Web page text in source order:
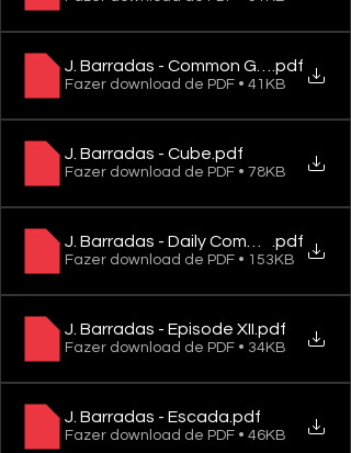
J. Barradas - Common Good.pdf
Fazer download de PDF • 41KB
J. Barradas - Cube .pdf
Fazer download de PDF • 78KB
J. Barradas - Daily Commute.pdf
Fazer download de PDF • 153KB
J. Barradas - Episode XII .pdf
Fazer download de PDF • 34KB
J. Barradas - Escada .pdf
Fazer download de PDF • 46KB